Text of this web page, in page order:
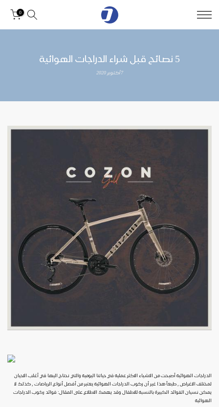
0
5 نصائح قبل شراء الدراجات الهوائية
7 أكتوبر 2020
الدراجات الهوائية أصبحت من الاشياء الاكثر عملية في حياتنا اليومية والتي نحتاج اليها في أغلب الاحيان
لمختلف الاغراض , طبعاً هذا غير أن ركوب الدراجات الهوائية يعتبر من أفضل أنواع الرياضات , كذلك لا
يمكن نسيان الفوائد الكبيرة بالنسبة للاطفال وقد يهمك الاطلاع على المقال: فوائد ركوب الدراجات
الهوائية